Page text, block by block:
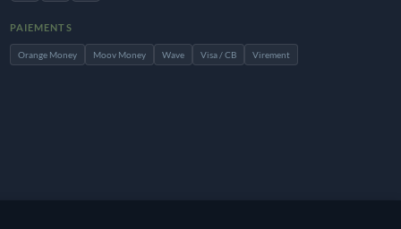
PAIEMENTS
Orange Money Moov Money Wave Visa / CB Virement